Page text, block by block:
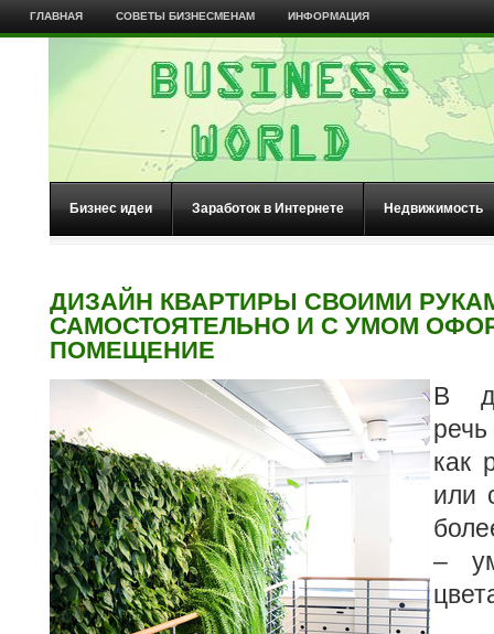
ГЛАВНАЯ СОВЕТЫ БИЗНЕСМЕНАМ ИНФОРМАЦИЯ
Бизнес идеи Заработок в Интернете Недвижимость
ДИЗАЙН КВАРТИРЫ СВОИМИ
САМОСТОЯТЕЛЬНО И С УМОМ
ПОМЕЩЕНИЕ
В
как
или
–